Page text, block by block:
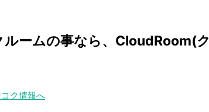
ームの事なら、CloudRoom(ク